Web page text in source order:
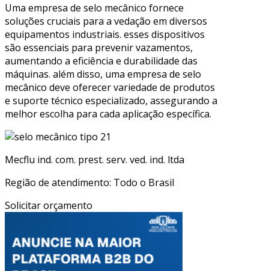
Uma empresa de selo mecânico fornece
soluções cruciais para a vedação em diversos
equipamentos industriais. esses dispositivos
são essenciais para prevenir vazamentos,
aumentando a eficiência e durabilidade das
máquinas. além disso, uma empresa de selo
mecânico deve oferecer variedade de produtos
e suporte técnico especializado, assegurando a
melhor escolha para cada aplicação específica.
Mecflu ind. com. prest. serv. ved. ind. ltda
Região de atendimento: Todo o Brasil
Solicitar orçamento